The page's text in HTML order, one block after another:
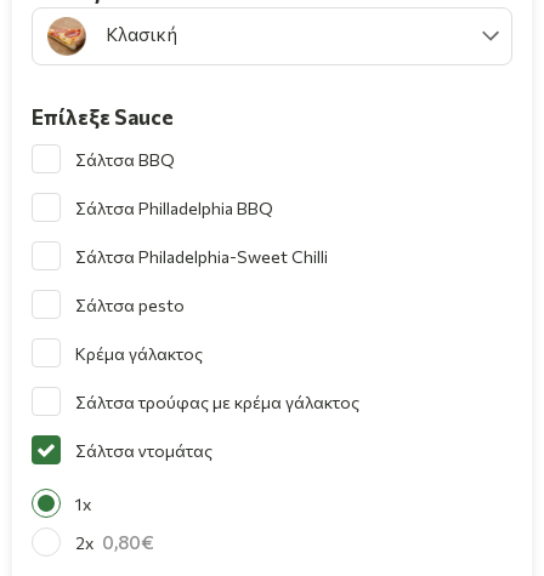
Κλασική
Επίλεξε Sauce
Σάλτσα BBQ
Σάλτσα Philladelphia BBQ
Σάλτσα Philadelphia-Sweet Chilli
Σάλτσα pesto
Κρέμα γάλακτος
Σάλτσα τρούφας με κρέμα γάλακτος
Σάλτσα ντομάτας
1x
2x 0,80